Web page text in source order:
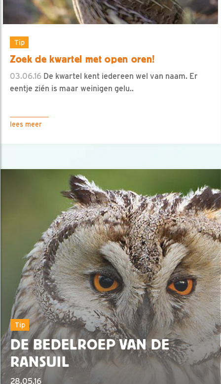
Tip
Zoek de kwartel met open oren!
03.06.16 De kwartel kent iedereen wel van naam. Er
eentje zién is maar weinigen gelu..
lees meer
Tip
DE BEDELROEP VAN DE
RANSUIL
28.05.16